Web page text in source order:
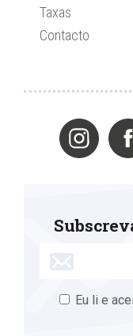
Taxas
Contacto
Eu li e